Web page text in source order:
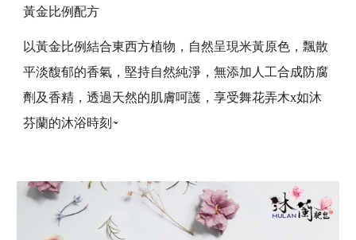
黃金比例配方
以黃金比例結合東西方植物，自然呈現米黃原色，飄散
平淡馥郁的香氣，堅持自然純淨，無添加人工合成防腐
劑及香精，透過天然的肌膚呵護，享受舞花弄木x如沐
芬蘭的沐浴時刻~